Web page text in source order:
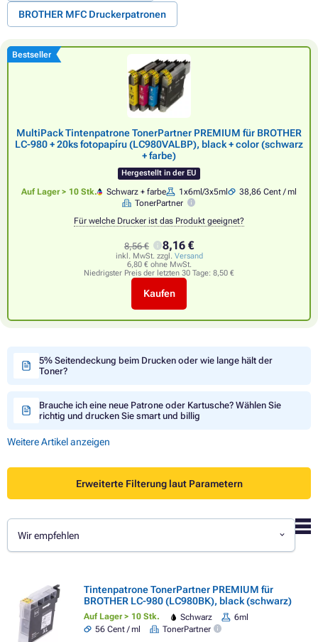
BROTHER MFC Druckerpatronen
Bestseller
MultiPack Tintenpatrone TonerPartner PREMIUM für BROTHER
LC-980 + 20ks fotopapíru (LC980VALBP), black + color (schwarz
+ farbe)
Hergestellt in der EU
Auf Lager > 10 Stk. Schwarz + farbe 1x6ml/3x5ml
38,86 Cent / ml
TonerPartner
Für welche Drucker ist das Produkt geeignet?
8,56 € 8,16 €
inkl. MwSt. zzgl. Versand
6,80 € ohne MwSt.
Niedrigster Preis der letzten 30 Tage: 8,50 €
Kaufen
5% Seitendeckung beim Drucken oder wie lange hält der
Toner?
Brauche ich eine neue Patrone oder Kartusche? Wählen Sie
richtig und drucken Sie smart und billig
Weitere Artikel anzeigen
Erweiterte Filterung laut Parametern
Wir empfehlen
Tintenpatrone TonerPartner PREMIUM für
BROTHER LC-980 (LC980BK), black (schwarz)
Auf Lager > 10 Stk. Schwarz
6ml
56 Cent / ml
TonerPartner